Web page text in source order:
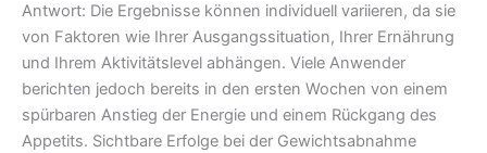
Antwort: Die Ergebnisse können individuell variieren, da sie
von Faktoren wie Ihrer Ausgangssituation, Ihrer Ernährung
und Ihrem Aktivitätslevel abhängen. Viele Anwender
berichten jedoch bereits in den ersten Wochen von einem
spürbaren Anstieg der Energie und einem Rückgang des
Appetits. Sichtbare Erfolge bei der Gewichtsabnahme